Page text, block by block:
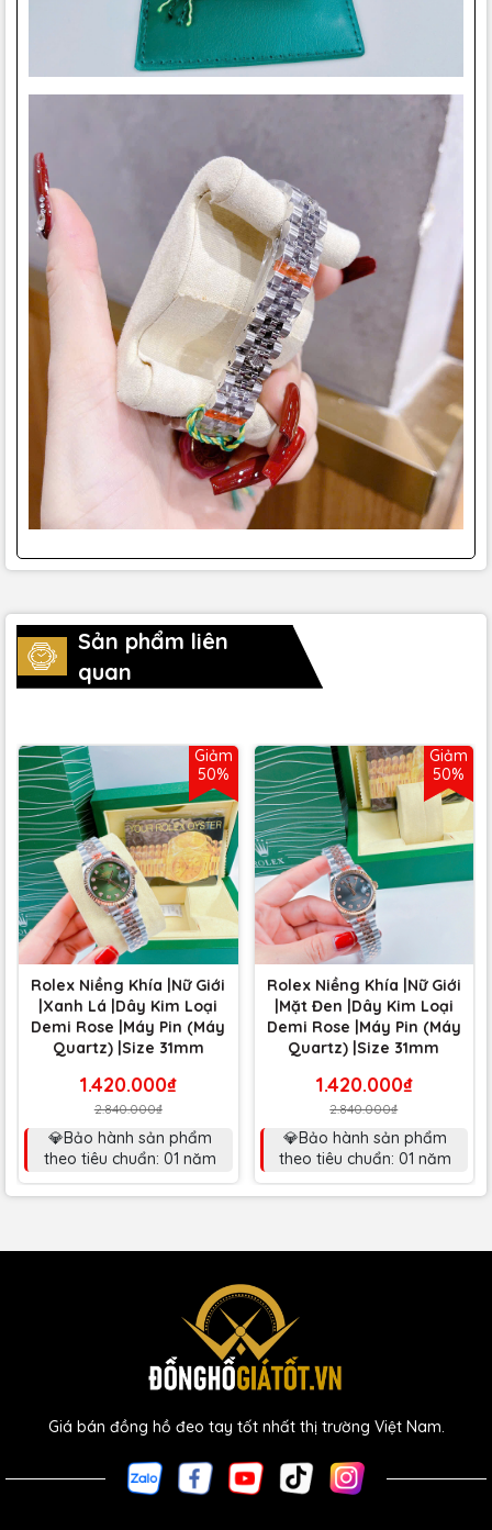
Sản phẩm liên
quan
Giảm
50%
Rolex Niềng Khía |Nữ Giới
|Xanh Lá |Dây Kim Loại
Demi Rose |Máy Pin (Máy
Quartz) |Size 31mm
1.420.000₫
2.840.000₫
💎Bảo hành sản phẩm
theo tiêu chuẩn: 01 năm
Giảm
50%
Rolex Niềng Khía |Nữ Giới
|Mặt Đen |Dây Kim Loại
Demi Rose |Máy Pin (Máy
Quartz) |Size 31mm
1.420.000₫
2.840.000₫
💎Bảo hành sản phẩm
theo tiêu chuẩn: 01 năm
Giá bán đồng hồ đeo tay tốt nhất thị trường Việt Nam.